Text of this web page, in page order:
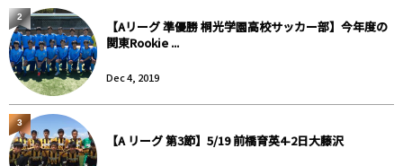
【Aリーグ 準優勝 桐光学園高校サッカー部】今年度の
関東Rookie ...
Dec 4, 2019
2
【A リーグ 第3節】5/19 前橋育英4-2日大藤沢
3